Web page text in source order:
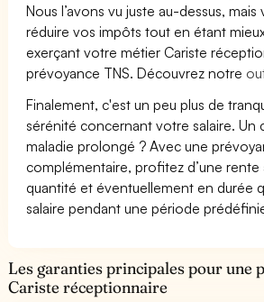
Nous l’avons vu juste au-dessus,
réduire vos impôts tout en étant
exerçant votre métier Cariste
prévoyance TNS. Découvrez notre
Finalement, c'est un peu plus de
sérénité concernant votre salaire. Un
maladie prolongé ? Avec une
complémentaire, profitez d’une rente
quantité et éventuellement en durée
salaire pendant une période
Les garanties principales pour une
Cariste réceptionnaire